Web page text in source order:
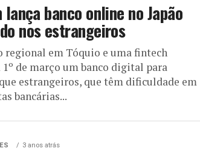
lança banco online no Japão
nos estrangeiros
regional em Tóquio e uma fintech
de março um banco digital para
estrangeiros, que têm dificuldade em
bancárias...
3 anos atrás